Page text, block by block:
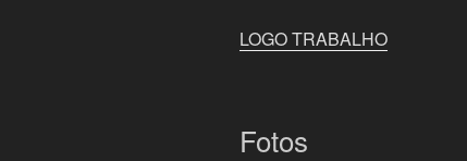
LOGO TRABALHO
Fotos